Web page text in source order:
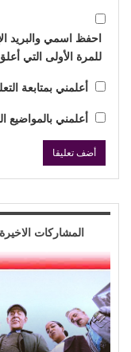
احفظ اسمي والبريد
للمرة الأولى التي
أعلمني بمتابعة
أعلمني بالمواضيع
المشاركات الاخيرة